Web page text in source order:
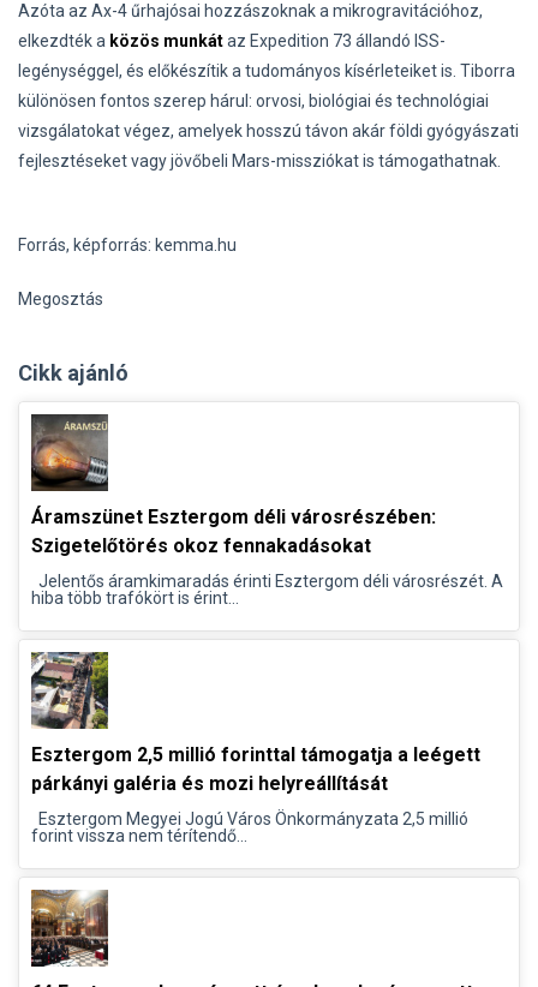
Azóta az Ax-4 űrhajósai hozzászoknak a mikrogravitációhoz,
elkezdték a közös munkátaz Expedition 73 állandó ISS-
legénységgel, és előkészítik a tudományos kísérleteiket is. Tiborra
különösen fontos szerep hárul: orvosi, biológiai és technológiai
vizsgálatokat végez, amelyek hosszú távon akár földi gyógyászati
fejlesztéseket vagy jövőbeli Mars-missziókat is támogathatnak.
Forrás, képforrás: kemma.hu
Megosztás
Cikk ajánló
Áramszünet Esztergom déli városrészében:
Szigetelőtörés okoz fennakadásokat
Jelentős áramkimaradás érinti Esztergom déli városrészét. A
hiba több trafókört is érint...
Esztergom 2,5 millió forinttal támogatja a leégett
párkányi galéria és mozi helyreállítását
Esztergom Megyei Jogú Város Önkormányzata 2,5 millió
forint vissza nem térítendő...